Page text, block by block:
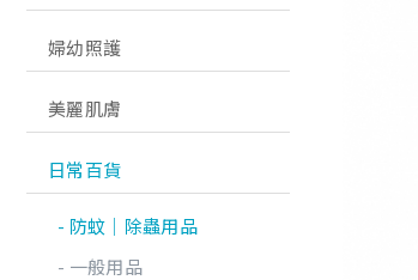
婦幼照護
美麗肌膚
日常百貨
防蚊│除蟲用品
一般用品